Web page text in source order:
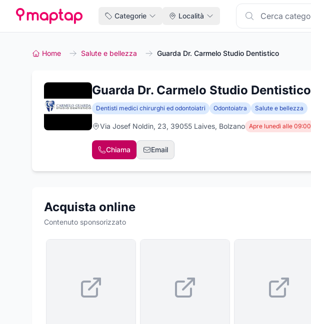
Categorie Località
Home Salute e bellezza Guarda Dr. Carmelo Studio Dentistico
Guarda Dr. Carmelo Studio Dentistico
Dentisti medici chirurghi ed odontoiatri Odontoiatra Salute e bellezza
Via Josef Noldin, 23, 39055 Laives, Bolzano Apre lunedì alle 09:00
Chiama Email
Acquista online
Contenuto sponsorizzato